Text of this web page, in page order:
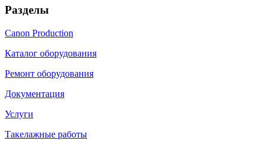
Разделы
Canon Production
Каталог оборудования
Ремонт оборудования
Документация
Услуги
Такелажные работы